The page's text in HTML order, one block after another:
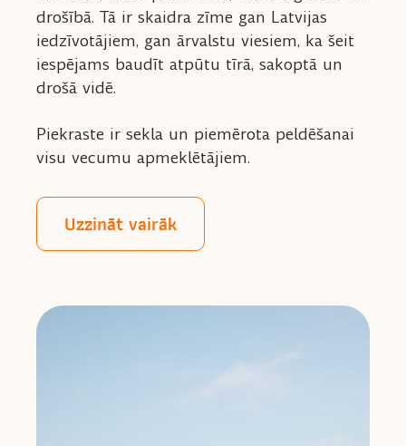
drošībā. Tā ir skaidra zīme gan Latvijas
iedzīvotājiem, gan ārvalstu viesiem, ka šeit
iespējams baudīt atpūtu tīrā, sakoptā un
drošā vidē.
Piekraste ir sekla un piemērota peldēšanai
visu vecumu apmeklētājiem.
Uzzināt vairāk